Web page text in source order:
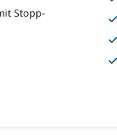
Stopp-